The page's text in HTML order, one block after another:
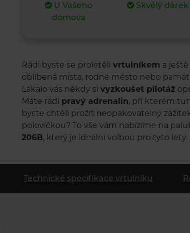
U Vašeho
domova
Skvělý dárek
Rádi byste se proletěli vrtulníkem a
oblíbená místa, rodné město nebo
Lákalo vás někdy si vyzkoušet pilotáž
Máte rádi pravý adrenalin, při kterém
byste chtěli prožít neopakovatelný
polovičkou? To vše vám nabízíme na
206B, který je ideální volbou pro tyto lety.
Technické specifikace vrtulníku